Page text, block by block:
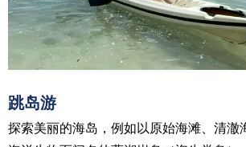
跳岛游
探索美丽的海岛，例如以原始海滩、清澈